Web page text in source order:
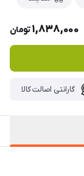
1,838,000تومان
گارانتی اصالت کالا